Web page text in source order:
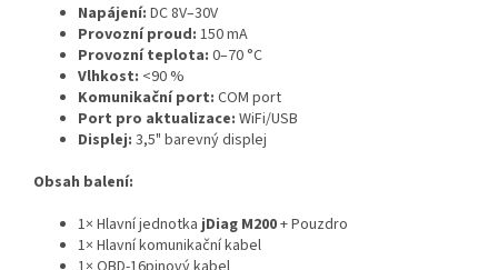
Napájení: DC 8V–30V
Provozní proud: 150 mA
Provozní teplota: 0–70 °C
Vlhkost: <90 %
Komunikační port: COM port
Port pro aktualizace: WiFi/USB
Displej: 3,5" barevný displej
Obsah balení:
1× Hlavní jednotka jDiag M200+ Pouzdro
1× Hlavní komunikační kabel